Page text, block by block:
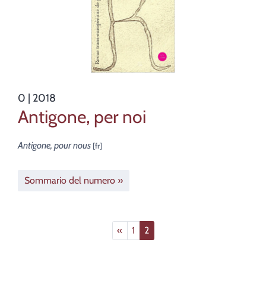
0 | 2018
Antigone, per noi
Antigone, pour nous
Sommario del numero
« 1 2